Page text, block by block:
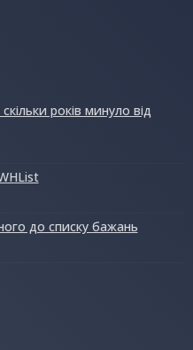
років минуло від
до списку бажань